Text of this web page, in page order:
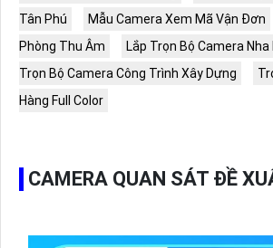
Tân Phú
Mẫu Camera Xem Mã Vận Đơn
Phòng Thu Âm
Lắp Trọn Bộ Camera Nha
Trọn Bộ Camera Công Trình Xây Dựng
Hàng Full Color
CAMERA QUAN SÁT ĐỀ